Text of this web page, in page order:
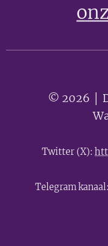
© 2026 │
Twitter (X):
Telegram kanaal: